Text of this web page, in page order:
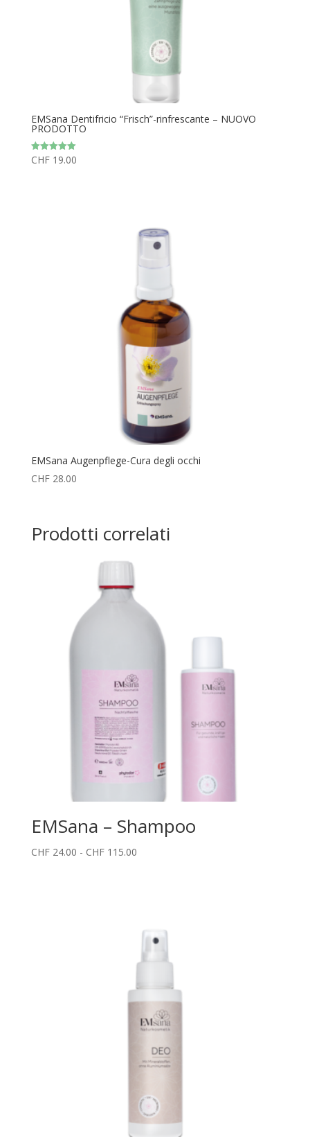
EMSana Dentifricio “Frisch”-rinfrescante – NUOVO
PRODOTTO
Valutato
5.00
CHF19.00
EMSana Augenpflege-Cura degli occhi
CHF28.00
Prodotti correlati
EMSana – Shampoo
CHF24.00 - CHF115.00Fascia
CHF 115.00